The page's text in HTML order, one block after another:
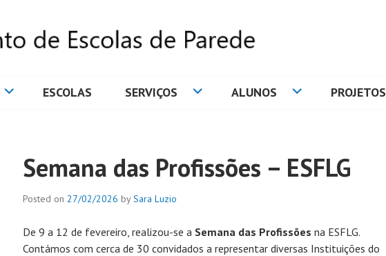
ESCOLAS SERVIÇOS ALUNOS PROJETOS
Semana das Profissões – ESFLG
Posted on 27/02/2026 bySara Luzio
De 9 a 12 de fevereiro, realizou-se a Semana das Profissões na ESFLG.
Contámos com cerca de 30 convidados a representar diversas Instituições do